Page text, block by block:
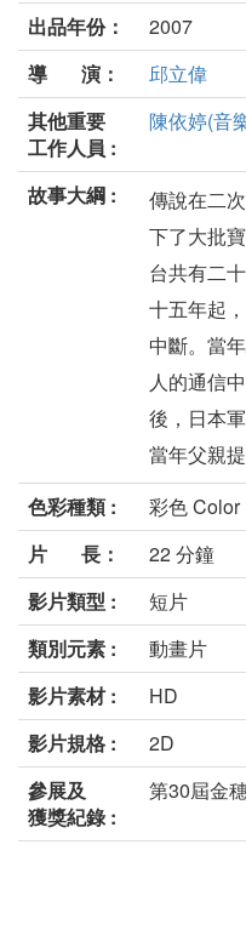
出品年份：
2007
導 演：
邱立偉
其他重要
工作人員 :
陳依婷(音
故事大綱 :
傳說在二
下了大批
台共有二
十五年起
中斷。當
人的通信
後，日本
當年父親提
色彩種類 :
彩色 Color
片 長：
22 分鐘
影片類型 :
短片
類別元素 :
動畫片
影片素材 :
HD
影片規格 :
2D
參展及
獲獎紀錄 :
第30屆金